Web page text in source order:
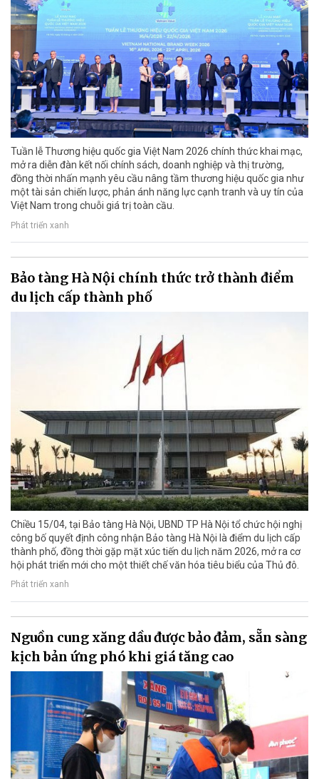
Tuần lễ Thương hiệu quốc gia Việt Nam 2026 chính thức khai mạc,
mở ra diễn đàn kết nối chính sách, doanh nghiệp và thị trường,
đồng thời nhấn mạnh yêu cầu nâng tầm thương hiệu quốc gia như
một tài sản chiến lược, phản ánh năng lực cạnh tranh và uy tín của
Việt Nam trong chuỗi giá trị toàn cầu.
Phát triển xanh
Bảo tàng Hà Nội chính thức trở thành điểm
du lịch cấp thành phố
Chiều 15/04, tại Bảo tàng Hà Nội, UBND TP Hà Nội tổ chức hội nghị
công bố quyết định công nhận Bảo tàng Hà Nội là điểm du lịch cấp
thành phố, đồng thời gặp mặt xúc tiến du lịch năm 2026, mở ra cơ
hội phát triển mới cho một thiết chế văn hóa tiêu biểu của Thủ đô.
Phát triển xanh
Nguồn cung xăng dầu được bảo đảm, sẵn sàng
kịch bản ứng phó khi giá tăng cao